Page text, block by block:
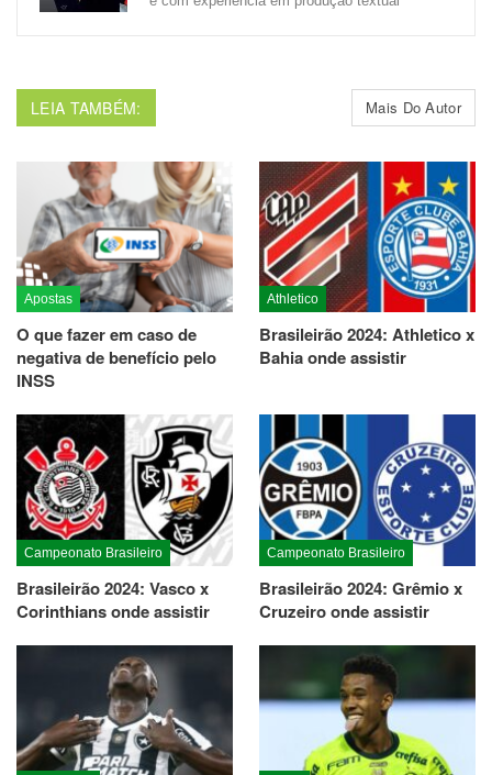
LEIA TAMBÉM: Mais Do Autor
Apostas
O que fazer em caso de
negativa de benefício pelo
INSS
Athletico
Brasileirão 2024: Athletico x
Bahia onde assistir
Campeonato Brasileiro
Brasileirão 2024: Vasco x
Corinthians onde assistir
Campeonato Brasileiro
Brasileirão 2024: Grêmio x
Cruzeiro onde assistir